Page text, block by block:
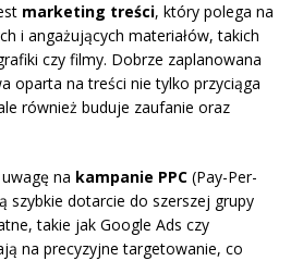
marketing treści, który polega na
i angażujących materiałów, takich
czy filmy. Dobrze zaplanowana
oparta na treści nie tylko przyciąga
również buduje zaufanie oraz
na kampanie PPC (Pay-Per-
szybkie dotarcie do szerszej grupy
takie jak Google Ads czy
na precyzyjne targetowanie, co